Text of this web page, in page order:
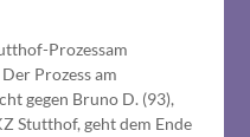
Prozessam
Prozess am
gegen Bruno D. (93),
Stutthof, geht dem Ende